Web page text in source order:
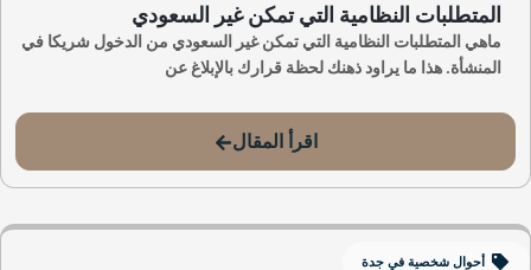
المتطلبات النظامية التي تمكن غير السعودي
ماهي المتطلبات النظامية التي تمكن غير السعودي من الدخول شريكا في
المنشأة. هذا ما يراود ذهنك لحظة قرارك بالإبلاغ عن
اقرأ المقال
أحوال شخصية في جدة